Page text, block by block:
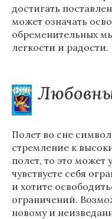
достигать
может означать
обременительных
легкости и радости.
Полет во сне
стремление к
полет, то это может
чувствуете себя
и хотите
ограничений.
новому и